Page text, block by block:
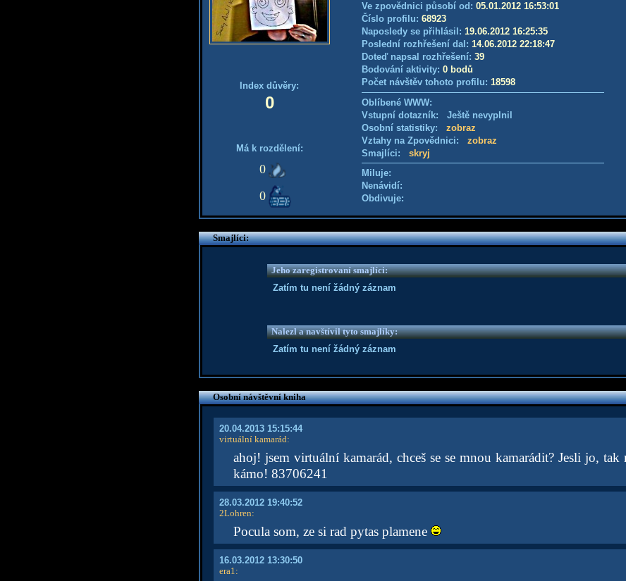
Index důvěry:
0
Má k rozdělení:
0
0
Ve zpovědnici působí od: 05.01.2012 16:53:01
Číslo profilu: 68923
Naposledy se přihlásil: 19.06.2012 16:25:35
Poslední rozhřešení dal: 14.06.2012 22:18:47
Doteď napsal rozhřešení: 39
Bodování aktivity: 0 bodů
Počet návštěv tohoto profilu: 18598
Oblíbené WWW:
Vstupní dotazník: Ještě nevyplnil
Osobní statistiky: zobraz
Vztahy na Zpovědnici: zobraz
Smajlíci: skryj
Miluje:
Nenávidí:
Obdivuje:
Smajlíci:
Jeho zaregistrovaní smajlíci:
Zatím tu není žádný záznam
Nalezl a navštívil tyto smajlíky:
Zatím tu není žádný záznam
Osobní návštěvní kniha
20.04.2013 15:15:44
virtuální kamarád:
ahoj! jsem virtuální kamarád, chceš se se mnou kamarádit? Jesli jo,
kámo! 83706241
28.03.2012 19:40:52
2Lohren:
Pocula som, ze si rad pytas plamene
16.03.2012 13:30:50
era1: